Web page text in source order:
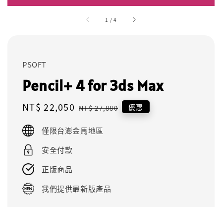
1 /4
PSOFT
Pencil+ 4 for 3ds Max
Sale
NT$ 22,050 Regular
NT$ 27,880 優惠
僅限台澎金馬地區
安全付款
正版商品
我們提供最新版產品